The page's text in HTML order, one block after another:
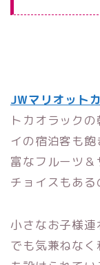
JWマリオット
トカオラック
イの宿泊客も
富なフルーツ
チョイスもある
小さなお子様
でも気兼ねな